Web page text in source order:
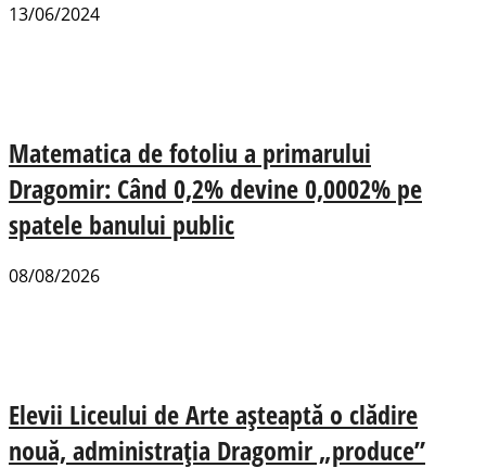
13/06/2024
Matematica de fotoliu a primarului
Dragomir: Când 0,2% devine 0,0002% pe
spatele banului public
08/08/2026
Elevii Liceului de Arte așteaptă o clădire
nouă, administrația Dragomir „produce”